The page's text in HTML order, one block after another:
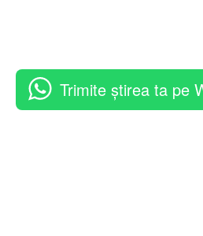
Trimite știrea ta pe